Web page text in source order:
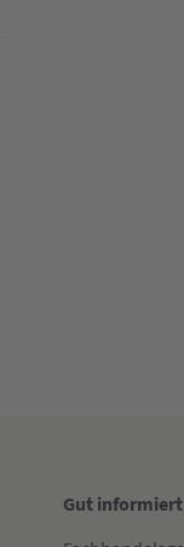
Gut informiert